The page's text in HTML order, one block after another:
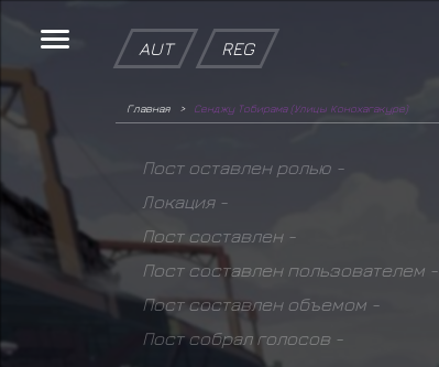
AUT REG
Главная Сенджу Тобирама (Улицы Конохагакуре)
Пост оставлен ролью -
Локация -
Пост составлен -
Пост составлен пользователем -
Пост составлен объемом -
Пост собрал голосов -